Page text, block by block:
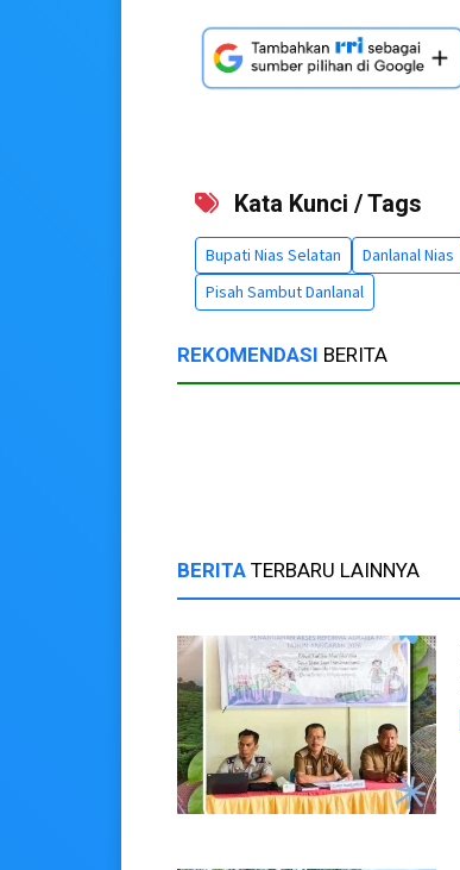
Kata Kunci / Tags
Bupati Nias Selatan Danlanal Nias
Pisah Sambut Danlanal
REKOMENDASI BERITA
BERITA TERBARU LAINNYA